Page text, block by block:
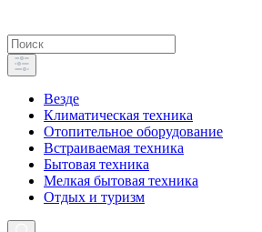
Везде
Климатическая техника
Отопительное оборудование
Встраиваемая техника
Бытовая техника
Мелкая бытовая техника
Отдых и туризм